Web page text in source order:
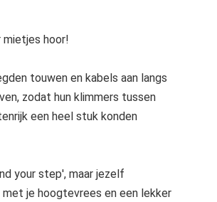
mietjes hoor!
touwen en kabels aan langs
zodat hun klimmers tussen
een heel stuk konden
your step', maar jezelf
je hoogtevrees en een lekker